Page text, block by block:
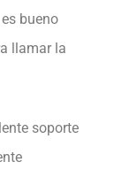
bueno
llamar la
soporte